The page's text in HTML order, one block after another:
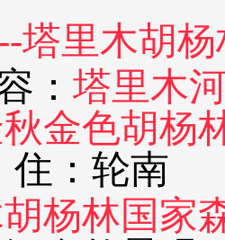
塔里木胡
： 塔里木
金色胡杨
住：轮南
胡杨林国家